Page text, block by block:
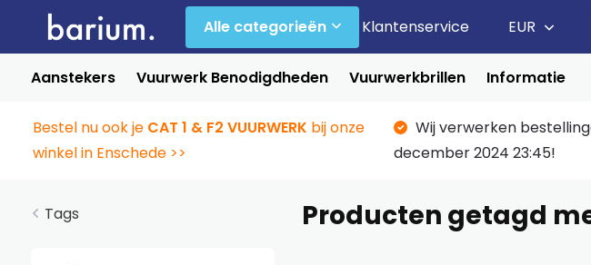
Alle categorieën Klantenservice EUR
Aanstekers Vuurwerk Benodigdheden Vuurwerkbrillen Informatie
Bestel nu ook je CAT 1 & F2 VUURWERK bij onze
winkel in Enschede >>
Wij verwerken
december 2024 23:45!
Tags Producten getagd